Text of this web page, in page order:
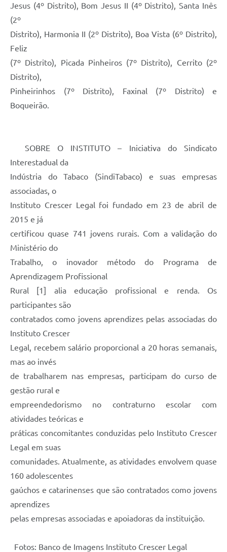
Jesus (4º Distrito), Bom Jesus II (4º Distrito), Santa Inês
(2º
Distrito), Harmonia II (2º Distrito), Boa Vista (6º Distrito),
Feliz
(7º Distrito), Picada Pinheiros (7º Distrito), Cerrito (2º
Distrito),
Pinheirinhos (7º Distrito), Faxinal (7º Distrito) e
Boqueirão.
SOBRE O INSTITUTO – Iniciativa do Sindicato
Interestadual da
Indústria do Tabaco (SindiTabaco) e suas empresas
associadas, o
Instituto Crescer Legal foi fundado em 23 de abril de
2015 e já
certificou quase 741 jovens rurais. Com a validação do
Ministério do
Trabalho, o inovador método do Programa de
Aprendizagem Profissional
Rural [1] alia educação profissional e renda. Os
participantes são
contratados como jovens aprendizes pelas associadas do
Instituto Crescer
Legal, recebem salário proporcional a 20 horas semanais,
mas ao invés
de trabalharem nas empresas, participam do curso de
gestão rural e
empreendedorismo no contraturno escolar com
atividades teóricas e
práticas concomitantes conduzidas pelo Instituto Crescer
Legal em suas
comunidades. Atualmente, as atividades envolvem quase
160 adolescentes
gaúchos e catarinenses que são contratados como jovens
aprendizes
pelas empresas associadas e apoiadoras da instituição.
Fotos: Banco de Imagens Instituto Crescer Legal